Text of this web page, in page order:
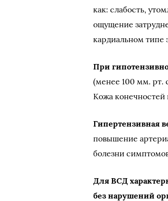
как: слабость,
ощущение
кардиальном типе
При
(менее 100 мм. рт.
Кожа конечностей
Гипертензивная
повышение
болезни
Для ВСД
без нарушений